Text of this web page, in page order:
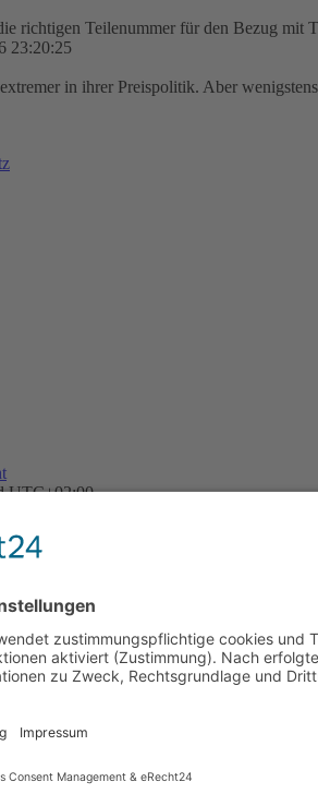
richtigen Teilenummer für den Bezug mit
23:20:25
in ihrer Preispolitik. Aber
UTC+02:00
Software © phpBB Limited
Usage: 11.63 MiB | GZIP: Off